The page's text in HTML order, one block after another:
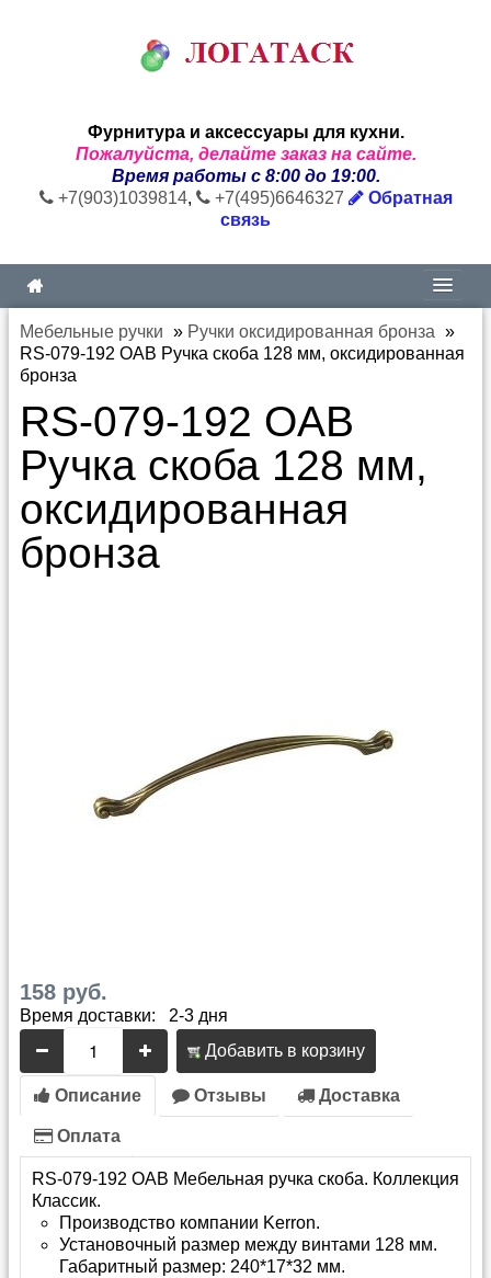
Фурнитура и аксессуары для кухни.
Пожалуйста, делайте заказ на сайте.
Время работы с 8:00 до 19:00.
+7(903)1039814, +7(495)6646327
Обратная
связь
Мебельные ручки » Ручки оксидированная бронза »
RS-079-192 OAB Ручка скоба 128 мм, оксидированная
бронза
RS-079-192 OAB
Ручка скоба 128 мм,
оксидированная
бронза
158 руб.
Время доставки: 2-3 дня
Добавить в корзину
Описание Отзывы Доставка
Оплата
RS-079-192 OAB Мебельная ручка скоба. Коллекция
Классик.
Производство компании Kerron.
Установочный размер между винтами 128 мм.
Габаритный размер: 240*17*32 мм.